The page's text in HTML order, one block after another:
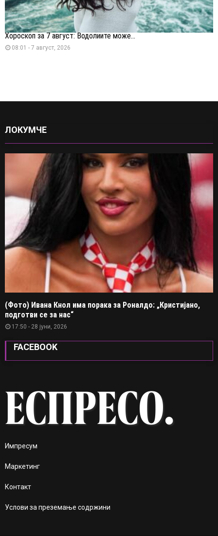
Хороскоп за 7 август: Водолиите може...
08:01 - 7 август, 2026
ЛОКУМЧЕ
(Фото) Ивана Кнол има порака за Роналдо: „Кристијано,
подготви се за нас“
17:50 - 28 јуни, 2026
FACEBOOK
Импресум
Маркетинг
Контакт
Услови за преземање содржини